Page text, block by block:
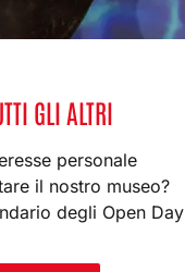
GLI ALTRI
personale
il nostro museo?
degli Open Day